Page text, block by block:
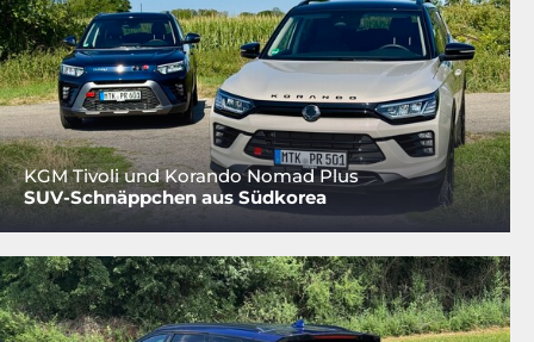
KGM Tivoli und Korando Nomad Plus
SUV-Schnäppchen aus Südkorea